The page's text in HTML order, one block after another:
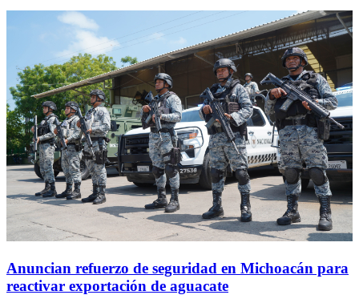
Anuncian refuerzo de seguridad en Michoacán para
reactivar exportación de aguacate